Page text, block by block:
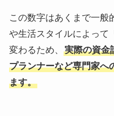
この数字はあくまで一般
や生活スタイルによって
変わるため、 実際の資金
プランナーなど専門家へ
ます。